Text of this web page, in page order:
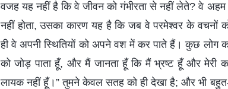
वजह यह नहीं है कि वे जीवन को गंभीरता से नहीं लेते? वे
नहीं होता, उसका कारण यह है कि जब वे परमेश्वर के वचनों
ही वे अपनी स्थितियों को अपने वश में कर पाते हैं। कुछ लोग
को जोड़ पाता हूँ, और मैं जानता हूँ कि मैं भ्रष्ट हूँ और मेरी
लायक नहीं हूँ।” तुमने केवल सतह को ही देखा है; और भी